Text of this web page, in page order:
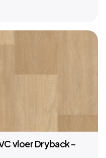
vloer Dryback –